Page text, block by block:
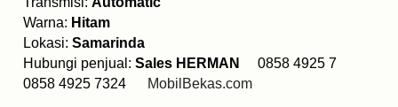
Warna: Hitam
Lokasi: Samarinda
Hubungi penjual: Sales HERMAN
0858 4925 7
0858 4925 7324
MobilBekas.com